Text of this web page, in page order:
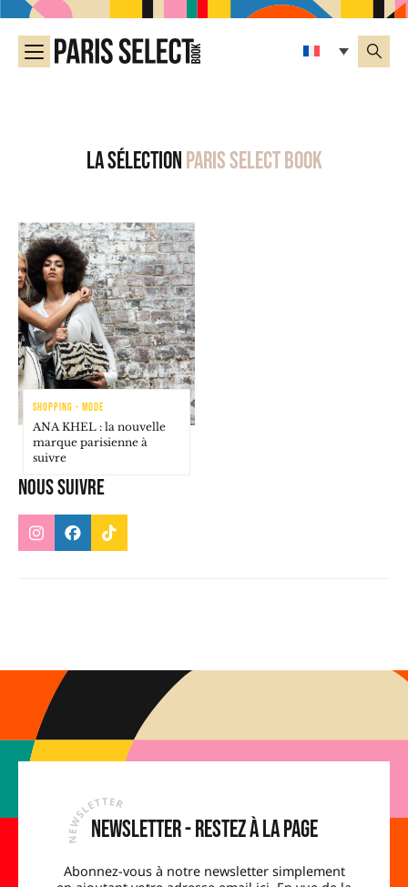
La sélectionParis Select Book
Nous suivre
SHOPPING - MODE
ANA KHEL : la nouvelle
marque parisienne à
suivre
Newsletter - Restez à la page
Abonnez-vous à notre newsletter simplement